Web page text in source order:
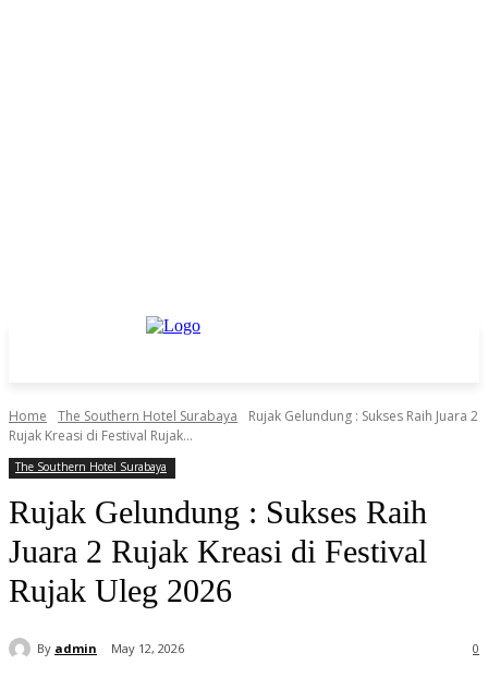
Home The Southern Hotel Surabaya
Rujak Gelundung : Sukses Raih Juara 2
Rujak Kreasi di Festival Rujak...
The Southern Hotel Surabaya
Rujak Gelundung : Sukses Raih
Juara 2 Rujak Kreasi di Festival
Rujak Uleg 2026
By admin May 12, 2026 0